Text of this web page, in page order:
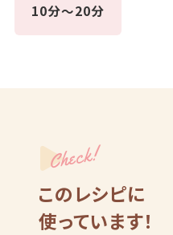
10分～20分
Check!
このレシピに
使っています！